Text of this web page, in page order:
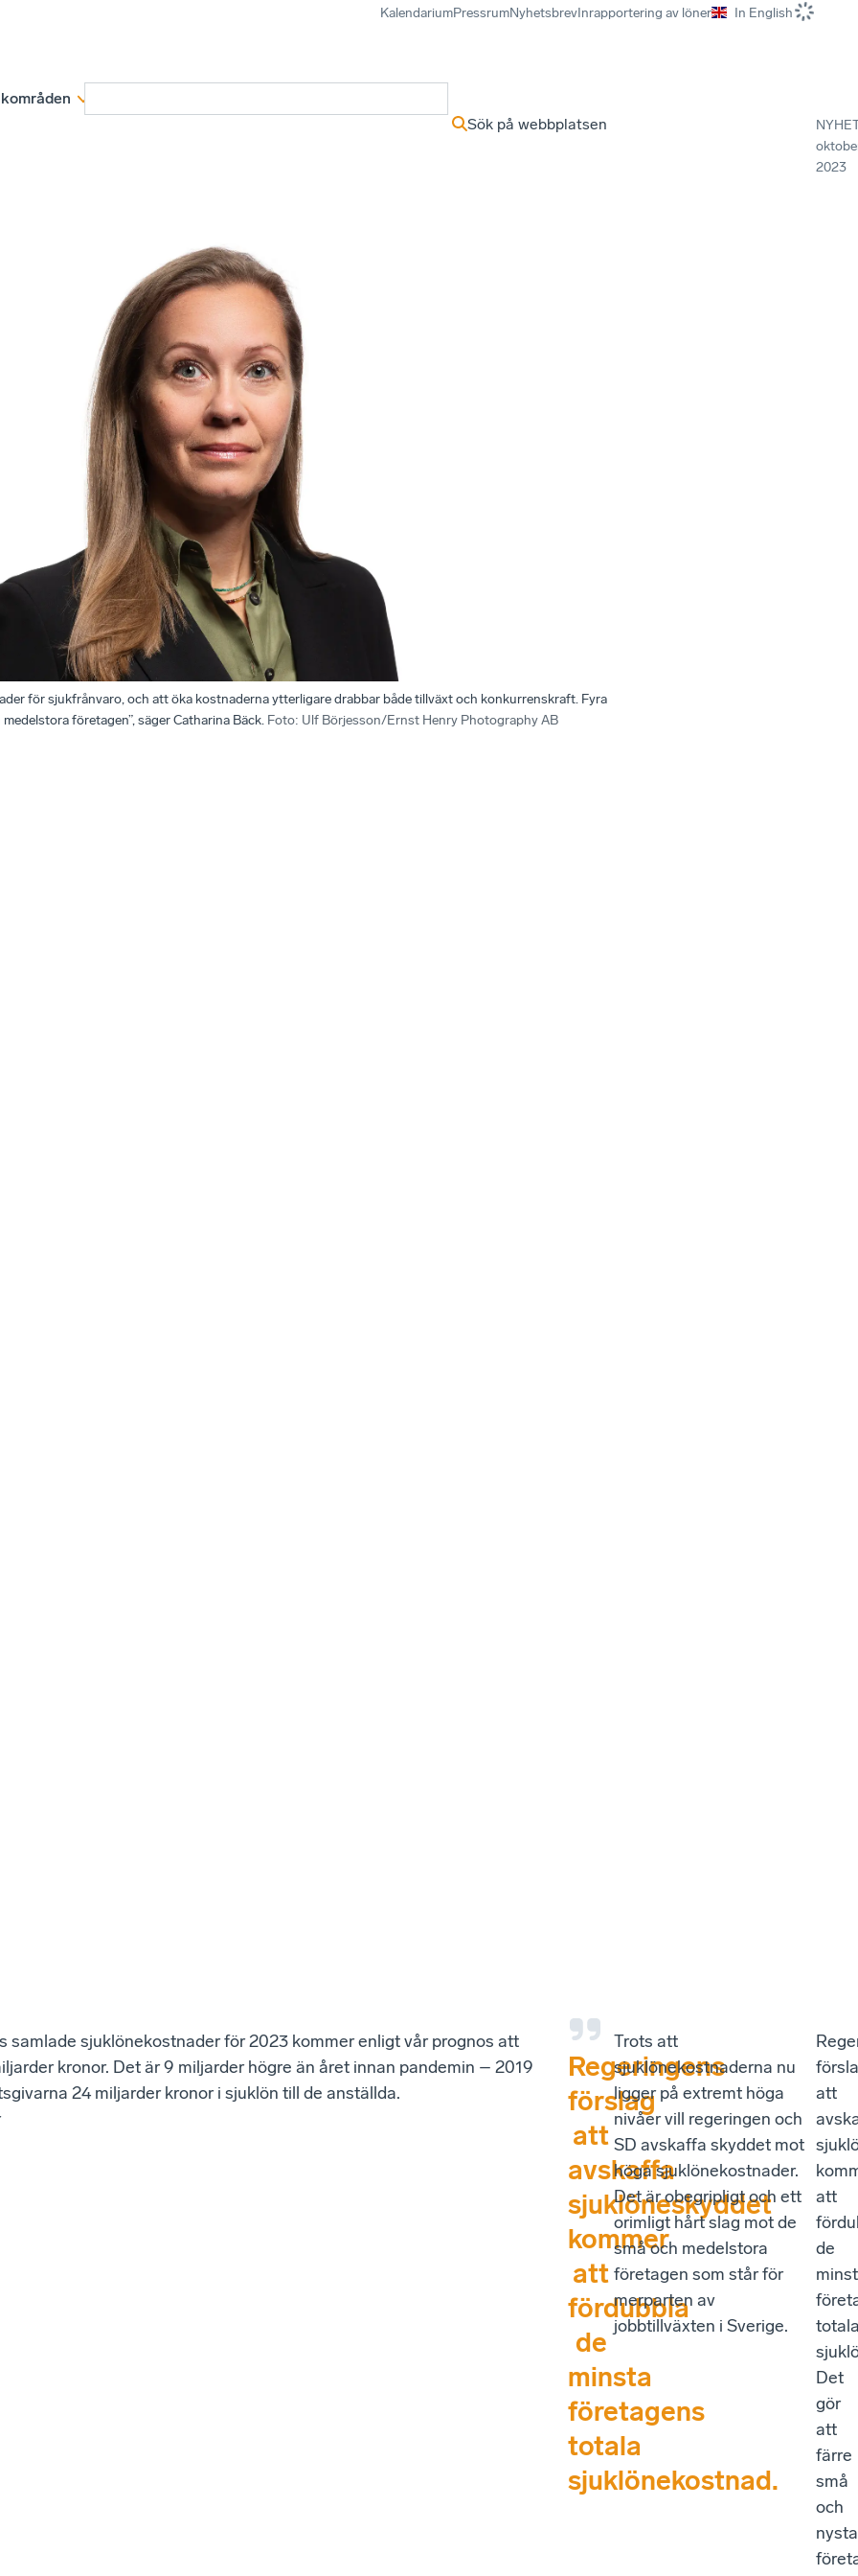
KalendariumPressrumNyhetsbrevInrapportering av löner In English
Sök på webbplatsen
2023
för sjukfrånvaro, och att öka kostnaderna ytterligare drabbar både tillväxt och konkurrenskraft. Fyra
företagen”, säger Catharina Bäck. Foto: Ulf Börjesson/Ernst Henry Photography AB
samlade sjuklönekostnader för 2023 kommer enligt vår prognos att
kronor. Det är 9 miljarder högre än året innan pandemin – 2019
24 miljarder kronor i sjuklön till de anställda.
Regeringens
förslag
att
avskaffa
sjuklöneskyddet
kommer
att
fördubbla
de
minsta
företagens
totala
sjuklönekostnad.
Trots att
sjuklönekostnaderna nu
ligger på extremt höga
nivåer vill regeringen och
SD avskaffa skyddet mot
höga sjuklönekostnader.
Det är obegripligt och ett
orimligt hårt slag mot de
små och medelstora
företagen som står för
merparten av
jobbtillväxten i Sverige.
att
att
de
Det
gör
att
färre
små
och